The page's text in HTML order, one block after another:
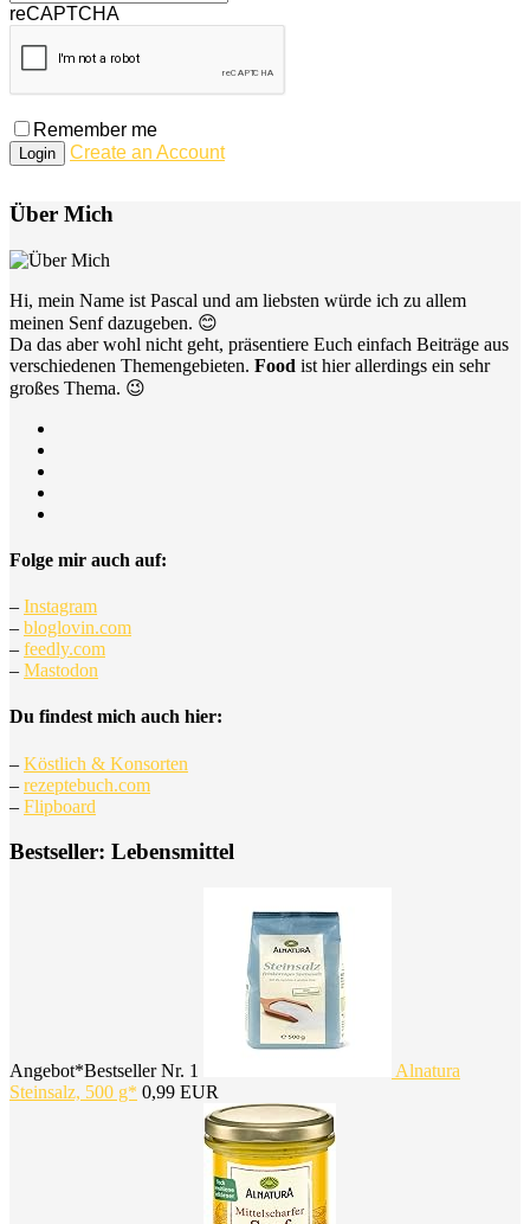
reCAPTCHA
Remember me
Create an Account
Über Mich
Hi, mein Name ist Pascal und am liebsten würde ich zu allem
meinen Senf dazugeben. 😊
Da das aber wohl nicht geht, präsentiere Euch einfach Beiträge aus
verschiedenen Themengebieten. Food ist hier allerdings ein sehr
großes Thema. 😉
Folge mir auch auf:
– Instagram
– bloglovin.com
– feedly.com
– Mastodon
Du findest mich auch hier:
– Köstlich & Konsorten
– rezeptebuch.com
– Flipboard
Bestseller: Lebensmittel
Angebot*Bestseller Nr. 1
Alnatura
Steinsalz, 500 g* 0,99 EUR